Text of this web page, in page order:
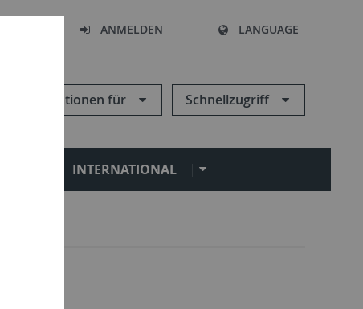
ANMELDEN LANGUAGE
Informationen für Schnellzugriff
INTERNATIONAL